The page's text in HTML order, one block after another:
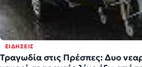
ΕΙΔΉΣΕΙΣ
Τραγωδία στις Πρέσπες: Δυο